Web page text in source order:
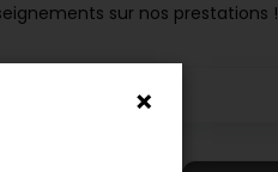
sur nos prestations !